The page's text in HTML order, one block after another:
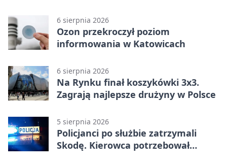
6 sierpnia 2026
Ozon przekroczył poziom
informowania w Katowicach
6 sierpnia 2026
Na Rynku finał koszykówki 3x3.
Zagrają najlepsze drużyny w Polsce
5 sierpnia 2026
Policjanci po służbie zatrzymali
Skodę. Kierowca potrzebował